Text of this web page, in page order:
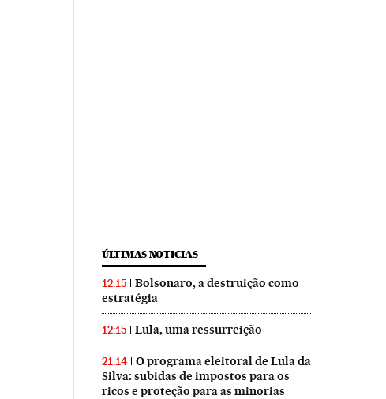
ÚLTIMAS NOTICIAS
12:15
Bolsonaro, a destruição como
estratégia
12:15 Lula, uma ressurreição
21:14
O programa eleitoral de Lula da
Silva: subidas de impostos para os
ricos e proteção para as minorias